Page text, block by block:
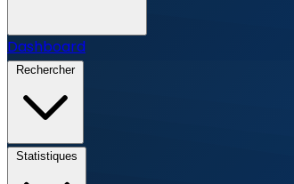
Dashboard
Rechercher
Statistiques